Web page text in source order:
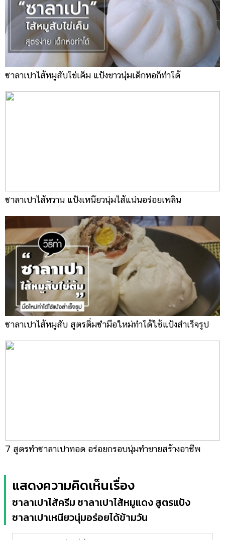
ซาลาเปาไส้หมูสับไข่เค็ม แป้งขาวนุ่มเด็กหอก็ทำได้
ซาลาเปาไส้หวาน แป้งเหนียวนุ่มไส้แน่นอร่อยเพลิน
ซาลาเปาไส้หมูสับ สูตรติ่มซำมือใหม่ทำได้ใช้แป้งสำเร็จรูป
7 สูตรทำซาลาเปาทอด อร่อยกรอบนุ่มทำขายสร้างอาชีพ
แสดงความคิดเห็นเรื่อง
ซาลาเปาไส้ครีม ซาลาเปาไส้หมูแดง สูตรแป้ง
ซาลาเปาเหนียวนุ่มอร่อยได้ข้ามวัน